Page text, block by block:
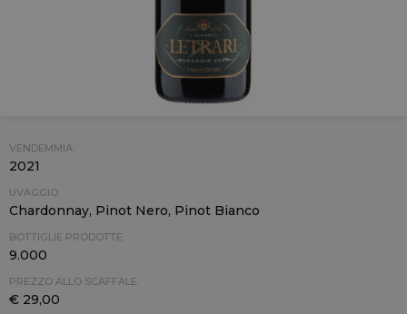
VENDEMMIA:
2021
UVAGGIO:
Chardonnay, Pinot Nero, Pinot Bianco
BOTTIGLIE PRODOTTE:
9.000
PREZZO ALLO SCAFFALE:
€ 29,00